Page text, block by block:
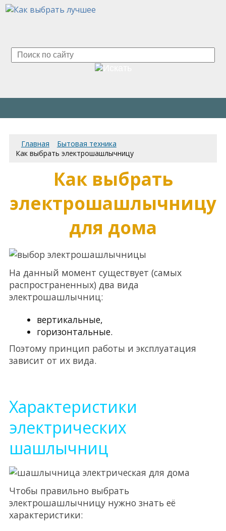
Главная
Бытовая техника
Как выбрать электрошашлычницу
Как выбрать
электрошашлычницу
для дома
На данный момент существует (самых
распространенных) два вида
электрошашлычниц:
вертикальные,
горизонтальные.
Поэтому принцип работы и эксплуатация
зависит от их вида.
Характеристики
электрических
шашлычниц
Чтобы правильно выбрать
электрошашлычницу нужно знать её
характеристики: